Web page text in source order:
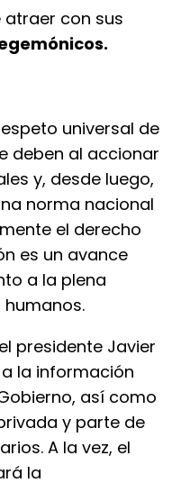
atraer con sus
universal de
deben al accionar
y, desde luego,
norma nacional
el derecho
es un avance
a la plena
presidente Javier
la información
así como
y parte de
A la vez, el
la